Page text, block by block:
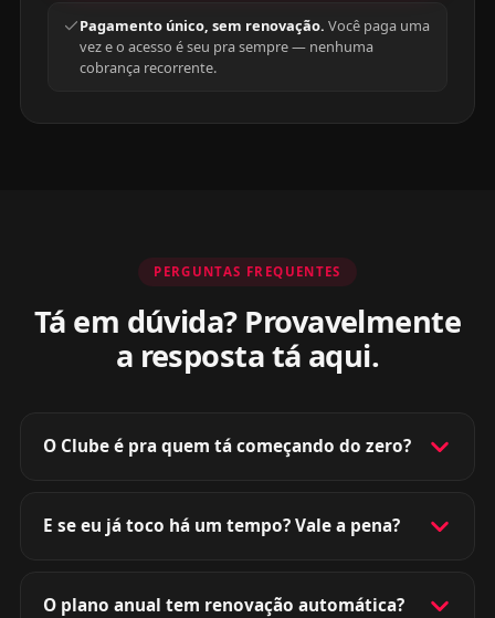
Pagamento único, sem renovação. Você paga uma
vez e o acesso é seu pra sempre — nenhuma
cobrança recorrente.
PERGUNTAS FREQUENTES
Tá em dúvida? Provavelmente
a resposta tá aqui.
O Clube é pra quem tá começando do zero?
E se eu já toco há um tempo? Vale a pena?
O plano anual tem renovação automática?